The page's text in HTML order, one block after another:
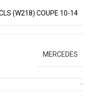
(W218) COUPE 10-14
MERCEDES